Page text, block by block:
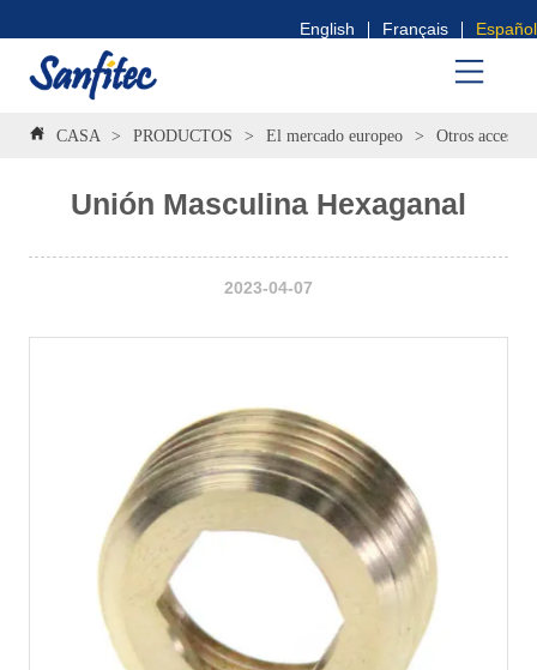
English Français Español
CASA > PRODUCTOS > El mercado europeo > Otros
Unión Masculina Hexaganal
2023-04-07